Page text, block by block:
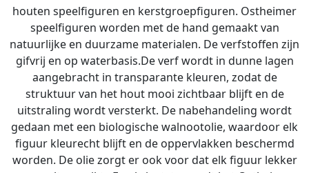
houten speelfiguren en kerstgroepfiguren. Ostheimer
speelfiguren worden met de hand gemaakt van
natuurlijke en duurzame materialen. De verfstoffen zijn
gifvrij en op waterbasis.De verf wordt in dunne lagen
aangebracht in transparante kleuren, zodat de
struktuur van het hout mooi zichtbaar blijft en de
uitstraling wordt versterkt. De nabehandeling wordt
gedaan met een biologische walnootolie, waardoor elk
figuur kleurecht blijft en de oppervlakken beschermd
worden. De olie zorgt er ook voor dat elk figuur lekker